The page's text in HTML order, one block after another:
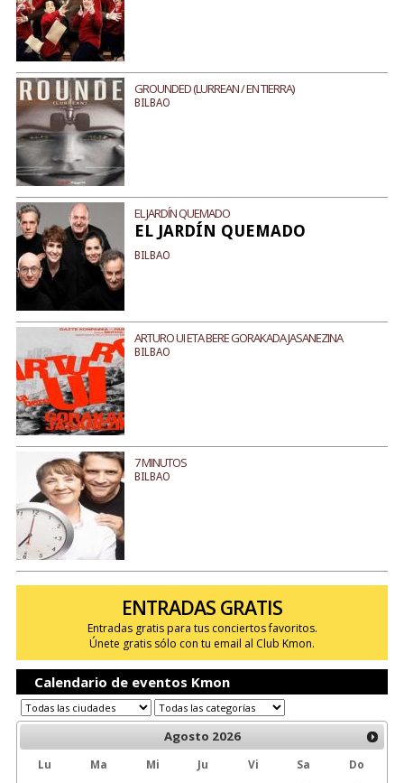
GROUNDED (LURREAN / EN TIERRA)
BILBAO
EL JARDÍN QUEMADO
EL JARDÍN QUEMADO
BILBAO
ARTURO UI ETA BERE GORAKADA JASANEZINA
BILBAO
7 MINUTOS
BILBAO
ENTRADAS GRATIS
Entradas gratis para tus conciertos favoritos.
Únete gratis sólo con tu email al Club Kmon.
Calendario de eventos Kmon
Agosto 2026
Lu Ma Mi Ju Vi Sa
Do